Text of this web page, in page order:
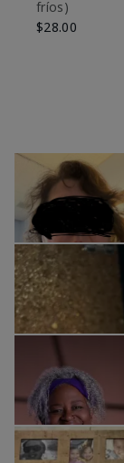
fríos)
$28.00